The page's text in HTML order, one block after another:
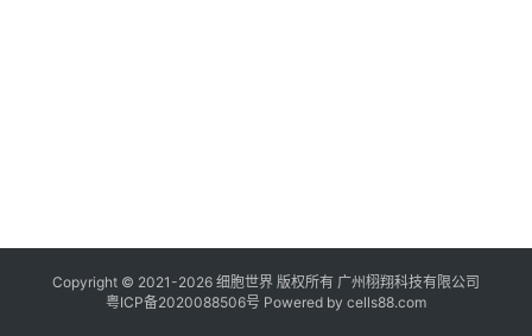
我
Copyright © 2021-2026 细胞世界 版权所有 广州栩翔科技有限公司
粤ICP备2020088506号 Powered by cells88.com